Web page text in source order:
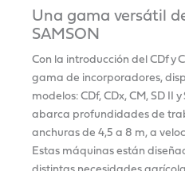
Una gama versátil
SAMSON
Con la introducción del CDf y
gama de incorporadores,
modelos: CDf, CDx, CM, SD II
abarca profundidades de
anchuras de 4,5 a 8 m, a
Estas máquinas están